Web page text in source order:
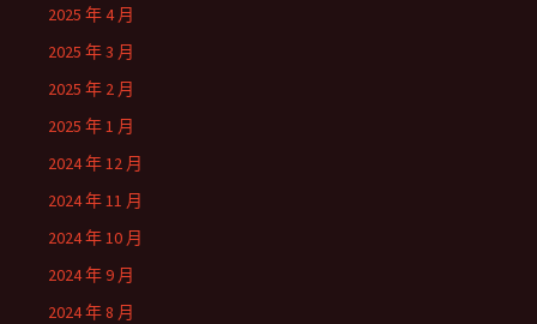
2025 年 4 月
2025 年 3 月
2025 年 2 月
2025 年 1 月
2024 年 12 月
2024 年 11 月
2024 年 10 月
2024 年 9 月
2024 年 8 月